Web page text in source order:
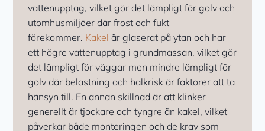
vattenupptag, vilket gör det lämpligt för golv och
utomhusmiljöer där frost och fukt
förekommer. Kakel är glaserat på ytan och har
ett högre vattenupptag i grundmassan, vilket gör
det lämpligt för väggar men mindre lämpligt för
golv där belastning och halkrisk är faktorer att ta
hänsyn till. En annan skillnad är att klinker
generellt är tjockare och tyngre än kakel, vilket
påverkar både monteringen och de krav som